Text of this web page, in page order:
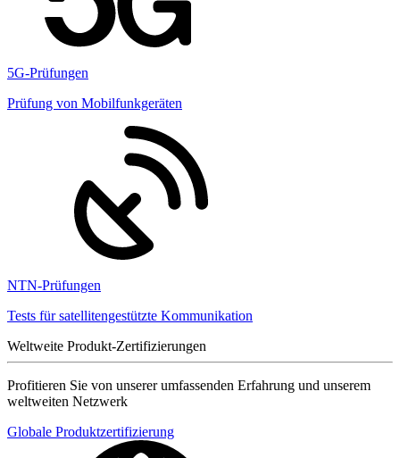
5G-Prüfungen
Prüfung von Mobilfunkgeräten
NTN-Prüfungen
Tests für satellitengestützte Kommunikation
Weltweite Produkt-Zertifizierungen
Profitieren Sie von unserer umfassenden Erfahrung und unserem
weltweiten Netzwerk
Globale Produktzertifizierung